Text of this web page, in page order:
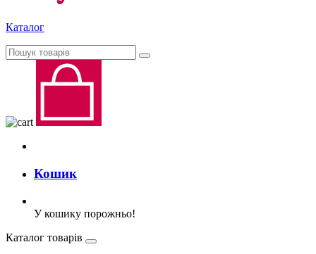
Каталог
Кошик
У кошику порожньо!
Каталог товарів